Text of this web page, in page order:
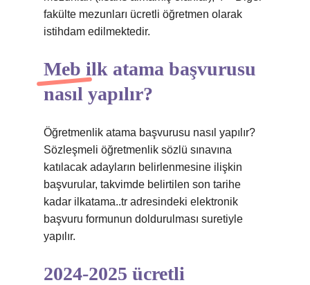
fakülte mezunları ücretli öğretmen olarak
istihdam edilmektedir.
Meb ilk atama başvurusu
nasıl yapılır?
Öğretmenlik atama başvurusu nasıl yapılır?
Sözleşmeli öğretmenlik sözlü sınavına
katılacak adayların belirlenmesine ilişkin
başvurular, takvimde belirtilen son tarihe
kadar ilkatama..tr adresindeki elektronik
başvuru formunun doldurulması suretiyle
yapılır.
2024-2025 ücretli